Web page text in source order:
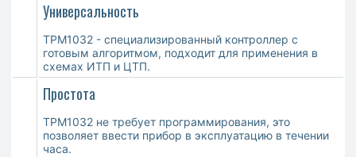
Универсальность
ТРМ1032 - специализированный контроллер с
готовым алгоритмом, подходит для применения в
схемах ИТП и ЦТП.
Простота
ТРМ1032 не требует программирования, это
позволяет ввести прибор в эксплуатацию в течении
часа.